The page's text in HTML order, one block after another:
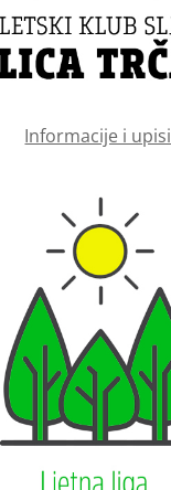
Informacije i upisi